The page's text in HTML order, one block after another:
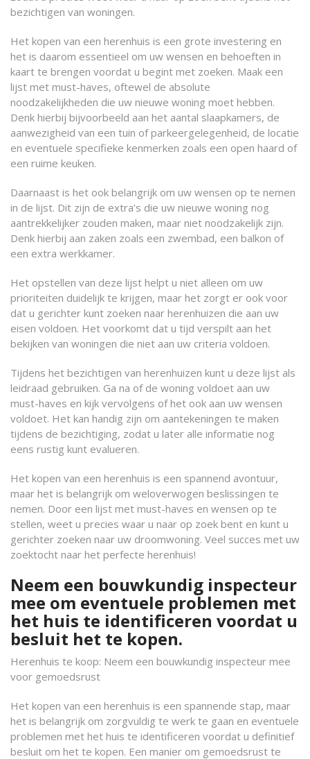
bezichtigen van woningen.
Het kopen van een herenhuis is een grote investering en
het is daarom essentieel om uw wensen en behoeften in
kaart te brengen voordat u begint met zoeken. Maak een
lijst met must-haves, oftewel de absolute
noodzakelijkheden die uw nieuwe woning moet hebben.
Denk hierbij bijvoorbeeld aan het aantal slaapkamers, de
aanwezigheid van een tuin of parkeergelegenheid, de locatie
en eventuele specifieke kenmerken zoals een open haard of
een ruime keuken.
Daarnaast is het ook belangrijk om uw wensen op te nemen
in de lijst. Dit zijn de extra’s die uw nieuwe woning nog
aantrekkelijker zouden maken, maar niet noodzakelijk zijn.
Denk hierbij aan zaken zoals een zwembad, een balkon of
een extra werkkamer.
Het opstellen van deze lijst helpt u niet alleen om uw
prioriteiten duidelijk te krijgen, maar het zorgt er ook voor
dat u gerichter kunt zoeken naar herenhuizen die aan uw
eisen voldoen. Het voorkomt dat u tijd verspilt aan het
bekijken van woningen die niet aan uw criteria voldoen.
Tijdens het bezichtigen van herenhuizen kunt u deze lijst als
leidraad gebruiken. Ga na of de woning voldoet aan uw
must-haves en kijk vervolgens of het ook aan uw wensen
voldoet. Het kan handig zijn om aantekeningen te maken
tijdens de bezichtiging, zodat u later alle informatie nog
eens rustig kunt evalueren.
Het kopen van een herenhuis is een spannend avontuur,
maar het is belangrijk om weloverwogen beslissingen te
nemen. Door een lijst met must-haves en wensen op te
stellen, weet u precies waar u naar op zoek bent en kunt u
gerichter zoeken naar uw droomwoning. Veel succes met uw
zoektocht naar het perfecte herenhuis!
Neem een bouwkundig inspecteur
mee om eventuele problemen met
het huis te identificeren voordat u
besluit het te kopen.
Herenhuis te koop: Neem een bouwkundig inspecteur mee
voor gemoedsrust
Het kopen van een herenhuis is een spannende stap, maar
het is belangrijk om zorgvuldig te werk te gaan en eventuele
problemen met het huis te identificeren voordat u definitief
besluit om het te kopen. Een manier om gemoedsrust te